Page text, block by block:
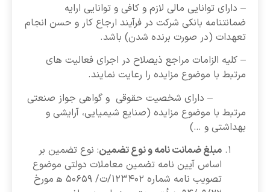
– دارای توانایی مالی لازم و کافی و توانایی ارایه
ضمانتنامه بانکی شرکت در فرآیند ارجاع کار و حسن انجام
تعهدات (در صورت برنده شدن) باشد.
– کلیه الزامات مراجع ذیصلاح در اجرای فعالیت های
مرتبط با موضوع مزایده را رعایت نمایند.
– دارای شخصیت حقوقی و گواهی جواز صنعتی
مرتبط با موضوع مزایده (صنایع شیمیایی، آرایشی و
بهداشتی و …)
مبلغ ضمانت نامه و نوع تضمین: نوع تضمین بر
اساس آیین نامه تضمین معاملات دولتی موضوع
تصویب نامه شماره ۱۲۳۴۰۲/ت/ ۵۰۶۵۹ ﻫ مورخ